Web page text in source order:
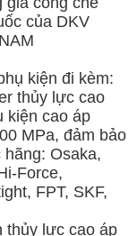
của DKV
kiện đi kèm:
thủy lực cao
kiện cao áp
MPa, đảm bảo
Osaka,
Force,
FPT, SKF,
thủy lực cao áp